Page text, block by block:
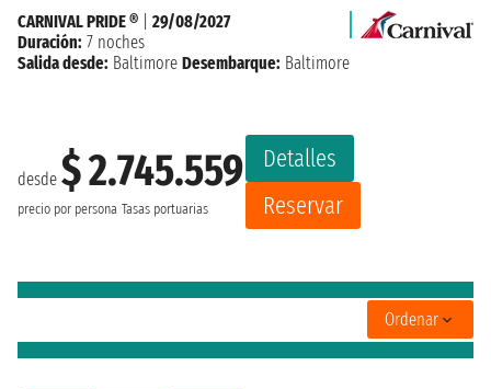
desde $ 2.745.559
precio por persona Tasas portuarias
Detalles
Reservar
CARNIVAL PRIDE ®
29/08/2027
Duración: 7 noches
Salida desde: Baltimore Desembarque: Baltimore
Ordenar